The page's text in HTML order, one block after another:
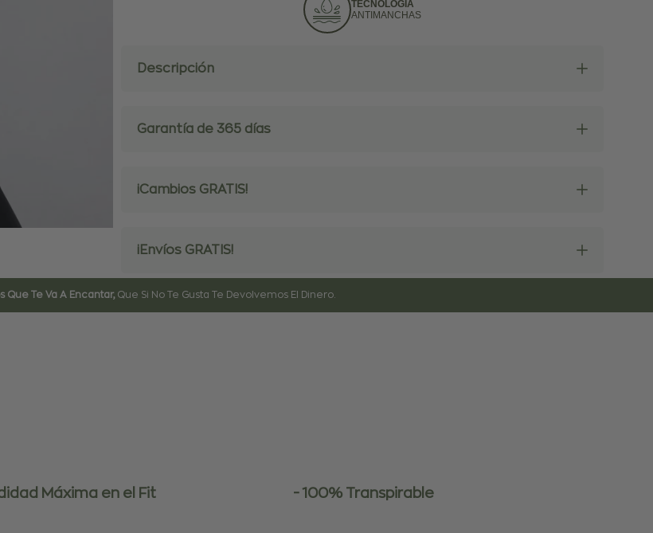
TECNOLOGÍA
ANTIMANCHAS
Descripción
Garantía de 365 días
¡Cambios GRATIS!
¡Envíos GRATIS!
Que Te Va A Encantar,Que Si No Te Gusta Te Devolvemos El Dinero.
Máxima en el Fit - 100% Transpirable